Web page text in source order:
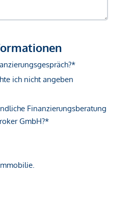
Rechte sind ausschließlich
Immobilienunternehmen
Sie darauf hin, dass die
lediglich
ist als Doppelmakler tätig.